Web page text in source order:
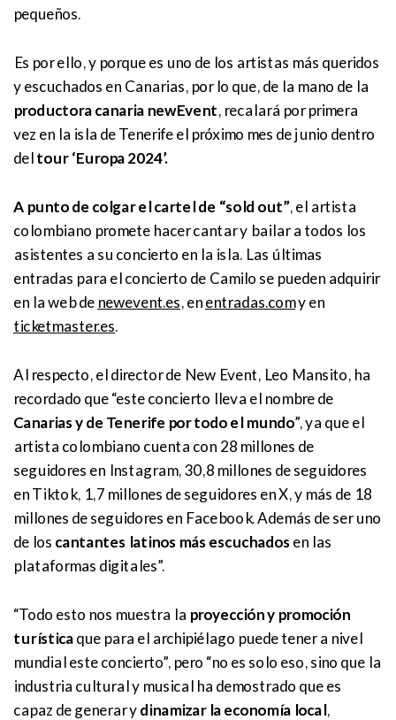
pequeños.
Es por ello, y porque es uno de los artistas más queridos
y escuchados en Canarias, por lo que, de la mano de la
productora canaria newEvent, recalará por primera
vez en la isla de Tenerife el próximo mes de junio dentro
deltour ‘Europa 2024’.
A punto de colgar el cartel de “sold out”, el artista
colombiano promete hacer cantar y bailar a todos los
asistentes a su concierto en la isla. Las últimas
entradas para el concierto de Camilo se pueden adquirir
en la web de newevent.es, enentradas.comy en
ticketmaster.es.
Al respecto, el director de New Event, Leo Mansito, ha
recordado que “este concierto lleva el nombre de
Canarias y de Tenerife por todo el mundo”, ya que el
artista colombiano cuenta con 28 millones de
seguidores en Instagram, 30,8 millones de seguidores
en Tiktok, 1,7 millones de seguidores en X, y más de 18
millones de seguidores en Facebook. Además de ser uno
de los cantantes latinos más escuchadosen las
plataformas digitales”.
“Todo esto nos muestra la proyección y promoción
turísticaque para el archipiélago puede tener a nivel
mundial este concierto”, pero “no es solo eso, sino que la
industria cultural y musical ha demostrado que es
capaz de generar ydinamizar la economía local,